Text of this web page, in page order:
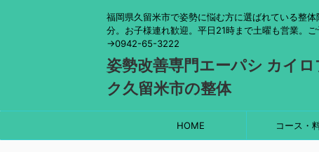
福岡県久留米市で姿勢に悩む方に選ばれている整
分。お子様連れ歓迎。平日21時まで土曜も営業。
→0942-65-3222
姿勢改善専門エーパシ カイ
ク久留米市の整体
HOME コース・